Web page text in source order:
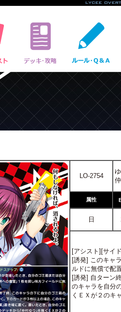
LO-2754
属性
日
[アシスト][サイ
[誘発] このキャ
ルドに無償で配
[誘発] 自ターン
のキャラを自分
くＥＸが２のキ